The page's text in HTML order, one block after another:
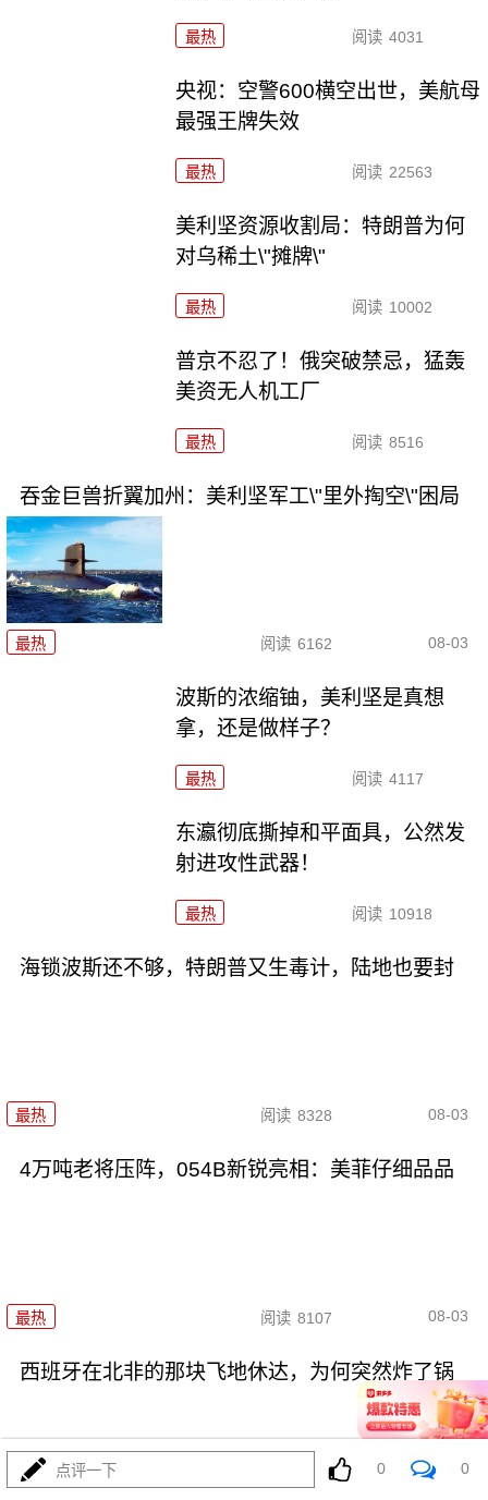
最热 阅读 4031
央视：空警600横空出世，美航母
最强王牌失效
最热 阅读 22563
美利坚资源收割局：特朗普为何
对乌稀土\"摊牌\"
最热 阅读 10002
普京不忍了！俄突破禁忌，猛轰
美资无人机工厂
最热 阅读 8516
吞金巨兽折翼加州：美利坚军工\"里外掏空\"困局
最热 阅读 6162 08-03
波斯的浓缩铀，美利坚是真想
拿，还是做样子？
最热 阅读 4117
东瀛彻底撕掉和平面具，公然发
射进攻性武器！
最热 阅读 10918
海锁波斯还不够，特朗普又生毒计，陆地也要封
最热 阅读 8328 08-03
4万吨老将压阵，054B新锐亮相：美菲仔细品品
最热 阅读 8107 08-03
西班牙在北非的那块飞地休达，为何突然炸了锅
点评一下 0 0